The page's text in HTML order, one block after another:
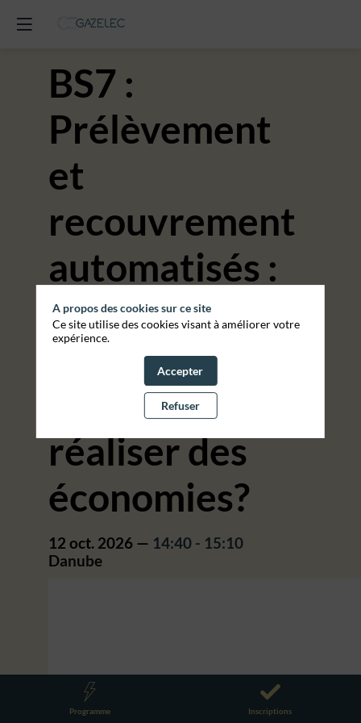
BS7 :
Prélèvement
et
recouvrement
automatisés :
comment
libérer du
temps et
réaliser des
économies?
12 oct. 2026 — 14:40 - 15:10
Danube
Programme Inscriptions
A propos des cookies sur ce site
Ce site utilise des cookies visant à améliorer votre
expérience.
Accepter
Refuser